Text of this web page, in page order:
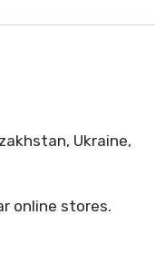
Ukraine,
online stores.